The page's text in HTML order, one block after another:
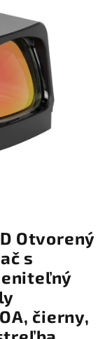
Otvorený
s
čierny,